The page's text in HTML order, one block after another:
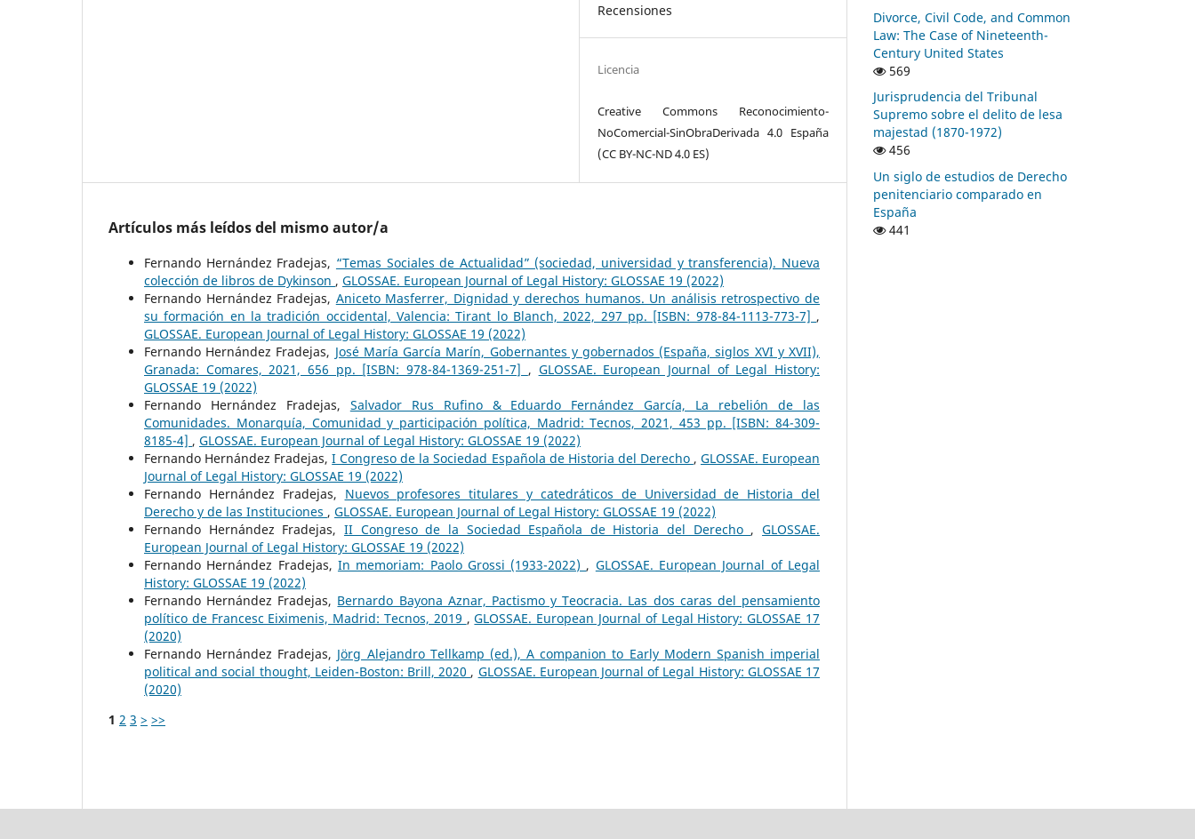
Recensiones
Licencia
Creative Commons Reconocimiento-
NoComercial-SinObraDerivada 4.0 España
(CC BY-NC-ND 4.0 ES)
Artículos más leídos del mismo autor/a
Fernando Hernández Fradejas, “Temas Sociales de Actualidad” (sociedad, universidad y transferencia). Nueva
colección de libros de Dykinson , GLOSSAE. European Journal of Legal History: GLOSSAE 19 (2022)
Fernando Hernández Fradejas, Aniceto Masferrer, Dignidad y derechos humanos. Un análisis retrospectivo de
su formación en la tradición occidental, Valencia: Tirant lo Blanch, 2022, 297 pp. [ISBN: 978-84-1113-773-7] ,
GLOSSAE. European Journal of Legal History: GLOSSAE 19 (2022)
Fernando Hernández Fradejas, José María García Marín, Gobernantes y gobernados (España, siglos XVI y XVII),
Granada: Comares, 2021, 656 pp. [ISBN: 978-84-1369-251-7] , GLOSSAE. European Journal of Legal History:
GLOSSAE 19 (2022)
Fernando Hernández Fradejas, Salvador Rus Rufino & Eduardo Fernández García, La rebelión de las
Comunidades. Monarquía, Comunidad y participación política, Madrid: Tecnos, 2021, 453 pp. [ISBN: 84-309-
8185-4] , GLOSSAE. European Journal of Legal History: GLOSSAE 19 (2022)
Fernando Hernández Fradejas,I Congreso de la Sociedad Española de Historia del Derecho , GLOSSAE. European
Journal of Legal History: GLOSSAE 19 (2022)
Fernando Hernández Fradejas, Nuevos profesores titulares y catedráticos de Universidad de Historia del
Derecho y de las Instituciones , GLOSSAE. European Journal of Legal History: GLOSSAE 19 (2022)
Fernando Hernández Fradejas, II Congreso de la Sociedad Española de Historia del Derecho ,GLOSSAE.
European Journal of Legal History: GLOSSAE 19 (2022)
Fernando Hernández Fradejas, In memoriam: Paolo Grossi (1933-2022) , GLOSSAE. European Journal of Legal
History: GLOSSAE 19 (2022)
Fernando Hernández Fradejas, Bernardo Bayona Aznar, Pactismo y Teocracia. Las dos caras del pensamiento
político de Francesc Eiximenis, Madrid: Tecnos, 2019 ,GLOSSAE. European Journal of Legal History: GLOSSAE 17
(2020)
Fernando Hernández Fradejas, Jörg Alejandro Tellkamp (ed.), A companion to Early Modern Spanish imperial
political and social thought, Leiden-Boston: Brill, 2020 , GLOSSAE. European Journal of Legal History: GLOSSAE 17
(2020)
1 2 3 > >>
Divorce, Civil Code, and Common
Law: The Case of Nineteenth-
Century United States
569
Jurisprudencia del Tribunal
Supremo sobre el delito de lesa
majestad (1870-1972)
456
Un siglo de estudios de Derecho
penitenciario comparado en
España
441